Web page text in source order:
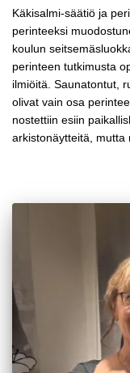
Käkisalmi-säätiö ja
perinteeksi
koulun
perinteen tutkimusta
ilmiöitä. Saunatontut,
olivat vain osa
nostettiin esiin
arkistonäytteitä, mutta